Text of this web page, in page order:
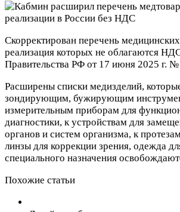
Скорректирован перечень
реализация которых не облагаются
Правительства РФ от 17 июня 2025 г.
Расширены списки медизделий,
зондирующим, бужирующим
измерительным приборам для
диагностики, к устройствам для
органов и систем организма, к
линзы для коррекции зрения, одежда
специального назначения
Похожие статьи